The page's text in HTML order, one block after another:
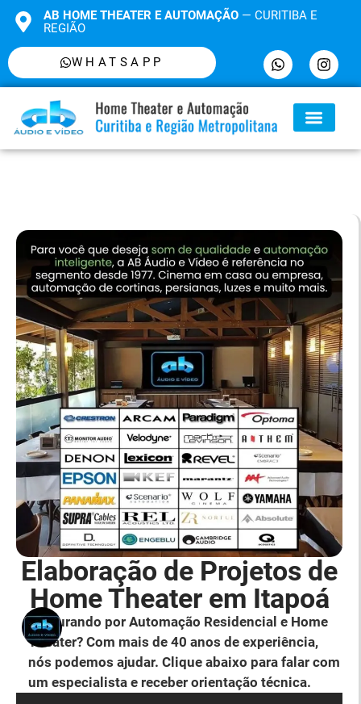
AB HOME THEATER E AUTOMAÇÃO— CURITIBA E
REGIÃO
WHATSAPP
Elaboração de Projetos de
Home Theater em Itapoá
Procurando por Automação Residencial e Home
Theater? Com mais de 40 anos de experiência,
nós podemos ajudar. Clique abaixo para falar com
um especialista e receber orientação técnica.